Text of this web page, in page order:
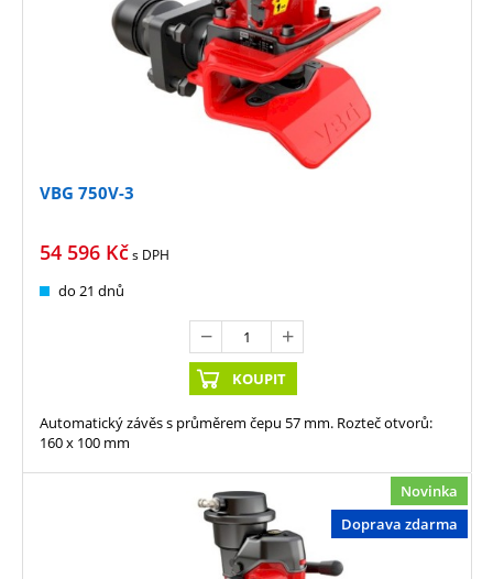
VBG 750V-3
54 596 Kčs DPH
do 21 dnů
KOUPIT
Automatický závěs s průměrem čepu 57 mm. Rozteč otvorů:
160 x 100 mm
Novinka
Doprava zdarma